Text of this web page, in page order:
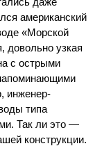
американский
«Морской
довольно узкая
с острыми
инженер-
типа
Так ли это —
конструкции.